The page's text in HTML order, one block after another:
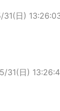
日)
31(日)